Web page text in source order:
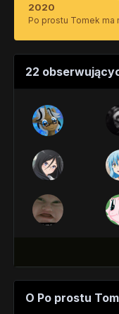
2020
Po prostu Tomek ma
22
O Po prostu